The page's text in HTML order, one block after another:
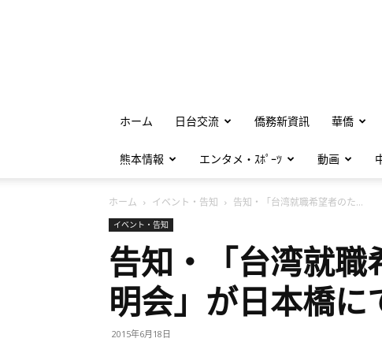
ホーム 日台交流 僑務新資訊 華僑
熊本情報 エンタメ・ｽﾎﾟｰﾂ 動画
ホーム イベント・告知 告知・「台湾就職希望者のた...
イベント・告知
告知・「台湾就職
明会」が日本橋に
2015年6月18日